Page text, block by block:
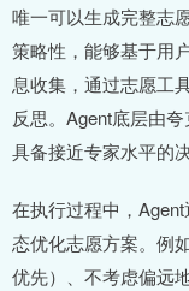
唯一可以生成完整志
策略性，能够基于用
息收集，通过志愿工
反思。Agent底层由
具备接近专家水平的
在执行过程中，
态优化志愿方案。例
优先）、不考虑偏远